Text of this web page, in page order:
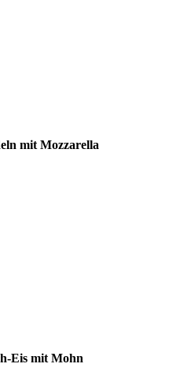
mit Mozzarella
Eis mit Mohn